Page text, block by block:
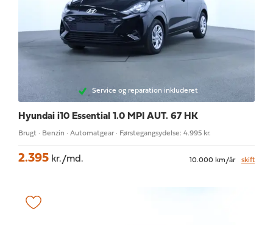
Service og reparation inkluderet
Hyundai i10 Essential 1.0 MPI AUT. 67 HK
Brugt · Benzin · Automatgear · Førstegangsydelse: 4.995 kr.
2.395 kr./md. 10.000 km/år skift